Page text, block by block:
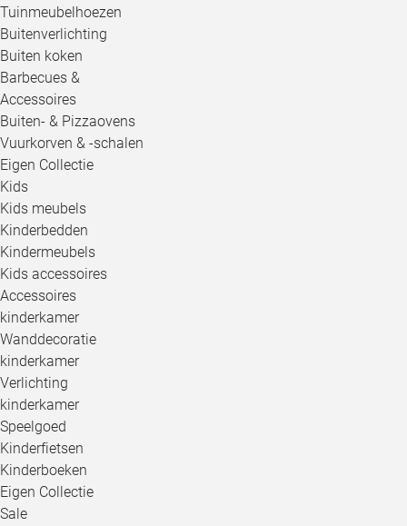
Tuinmeubelhoezen
Buitenverlichting
Buiten koken
Barbecues &
Accessoires
Buiten- & Pizzaovens
Vuurkorven & -schalen
Eigen Collectie
Kids
Kids meubels
Kinderbedden
Kindermeubels
Kids accessoires
Accessoires
kinderkamer
Wanddecoratie
kinderkamer
Verlichting
kinderkamer
Speelgoed
Kinderfietsen
Kinderboeken
Eigen Collectie
Sale